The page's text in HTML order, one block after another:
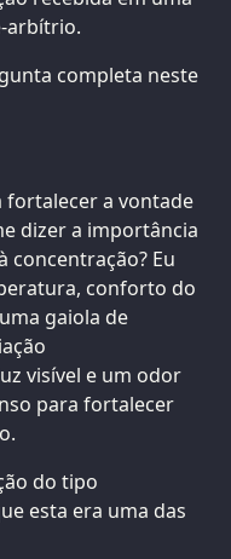
arbítrio.
completa neste
fortalecer a vontade
dizer a importância
concentração? Eu
conforto do
gaiola de
visível e um odor
para fortalecer
do tipo
esta era uma das